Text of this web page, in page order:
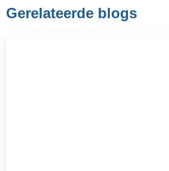
Gerelateerde blogs